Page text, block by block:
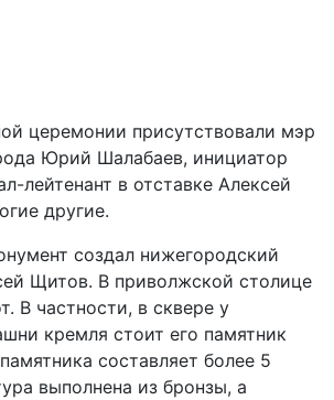
церемонии присутствовали мэр
Юрий Шалабаев, инициатор
лейтенант в отставке Алексей
другие.
создал нижегородский
Щитов. В приволжской столице
В частности, в сквере у
кремля стоит его памятник
составляет более 5
выполнена из бронзы, а